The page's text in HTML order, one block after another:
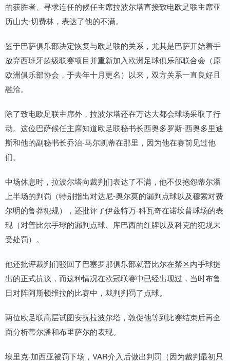
的获胜者、寻求连任的候任主席拉波尔塔直接致电欧足联主席亚
历山大-切费林，表达了他的不满。
鉴于巴萨俱乐部决定恢复与欧足联的关系，尤其是巴萨开始着手
放弃西班牙超级联赛项目并重新加入欧洲足球俱乐部联合会（原
欧洲俱乐部协会，于去年十月更名）以来，双方关系一直良好且
融洽。
除了致电欧足联主席外，拉波尔塔还在万达大都会球场采取了行
动。这位巴萨候任主席知道欧足联秘书长西奥多罗斯-西奥多里迪
斯和他的副秘书长乔治-马尔凯蒂在那里，因为他在赛前见过他
们。
中场休息时，拉波尔塔向裁判们表达了不满，他不仅抱怨蒂尔潘
上半场的判罚（特别指出对达尼-奥尔莫的漏判点球以及穆索对费
尔明的鲁莽犯规），还批评了伊兹特万-科瓦奇在诺坎普球场的表
现（对普比尔手球的漏判点球、库巴西的红牌以及科克的犯规未
受处罚）。
他还批评裁判们驳回了巴塞罗那俱乐部就普比尔在禁区内手球提
出的正式抗议，而这种情况在欧冠联赛中已经出现过，当时布鲁
日对阵阿斯顿维拉的比赛中，裁判判罚了点球。
两位欧足联高层试图安抚拉波尔塔，敦促他等到比赛结束后再全
面分析蒂尔潘和布里萨尔的表现。
埃里克-加西亚被罚下场，VAR介入后做出判罚（因为裁判最初只